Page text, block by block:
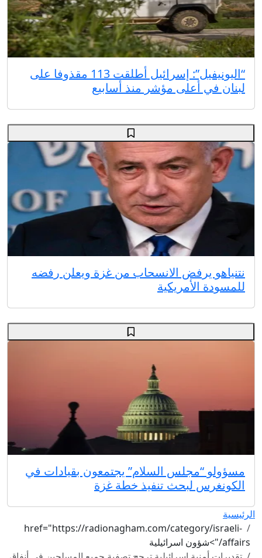
“اليونيفيل”: إسرائيل أطلقت 113 مقذوفا على
لبنان في أعلى مؤشر منذ أسابيع
نتنياهو يرفض الانسحاب من غزة ويعلن رفضه
للمسودة الأمريكية
مسؤولو “مجلس السلام” يجتمعون بقيادات في
الكونغرس لبحث تنفيذ خطة غزة
الرئيسية
href="https://radionagham.com/category/israeli-
affairs/">شؤون اسرائيلية